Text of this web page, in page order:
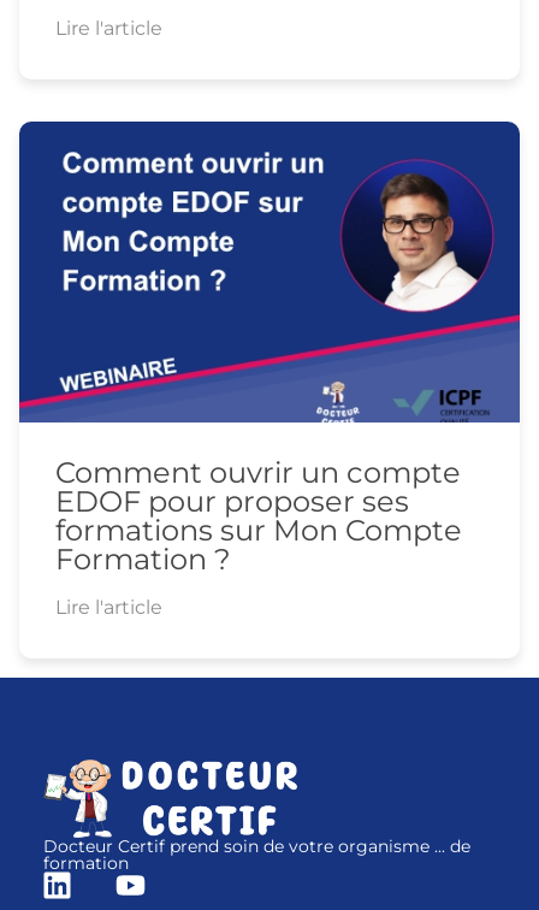
Lire l'article
Comment ouvrir un compte
EDOF pour proposer ses
formations sur Mon Compte
Formation ?
Lire l'article
Docteur Certif prend soin de votre organisme ... de
formation